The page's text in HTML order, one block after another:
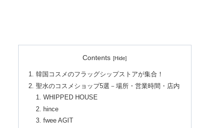
Contents
韓国コスメのフラッグシップストアが集合！
聖水のコスメショップ5選－場所・営業時間・店内
WHIPPED HOUSE
hince
fwee AGIT